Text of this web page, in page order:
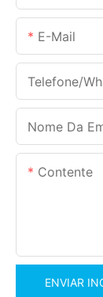
E-Mail
Telefone/
Nome Da
Contente
ENVIAR